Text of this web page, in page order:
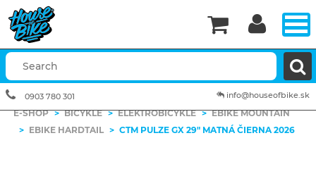
E-SHOP > BICYKLE > ELEKTROBICYKLE > EBIKE MOUNTAIN
> EBIKE HARDTAIL > CTM PULZE GX 29" MATNÁ ČIERNA 2026


info@houseofbike.sk
0903 780 301